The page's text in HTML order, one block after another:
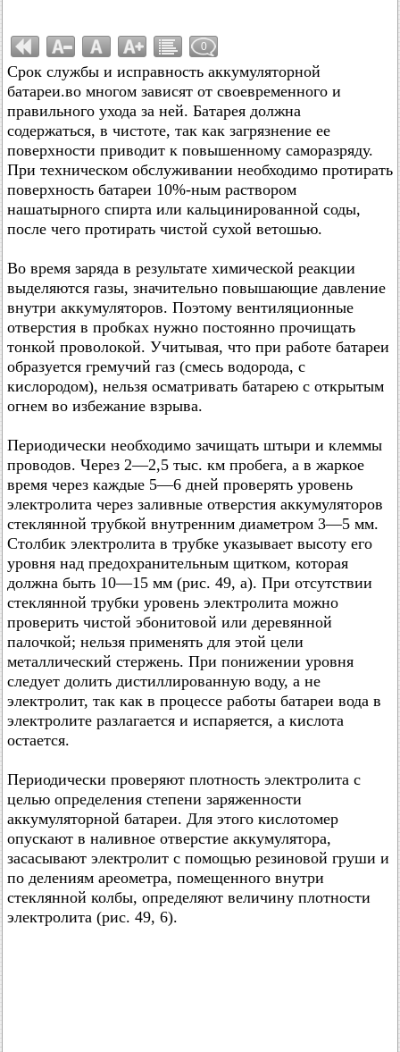
0
Срок службы и исправность аккумуляторной
батареи.во многом зависят от своевременного и
правильного ухода за ней. Батарея должна
содержаться, в чистоте, так как загрязнение ее
поверхности приводит к повышенному саморазряду.
При техническом обслуживании необходимо протирать
поверхность батареи 10%-ным раствором
нашатырного спирта или кальцинированной соды,
после чего протирать чистой сухой ветошью.
Во время заряда в результате химической реакции
выделяются газы, значительно повышающие давление
внутри аккумуляторов. Поэтому вентиляционные
отверстия в пробках нужно постоянно прочищать
тонкой проволокой. Учитывая, что при работе батареи
образуется гремучий газ (смесь водорода, с
кислородом), нельзя осматривать батарею с открытым
огнем во избежание взрыва.
Периодически необходимо зачищать штыри и клеммы
проводов. Через 2—2,5 тыс. км пробега, а в жаркое
время через каждые 5—6 дней проверять уровень
электролита через заливные отверстия аккумуляторов
стеклянной трубкой внутренним диаметром 3—5 мм.
Столбик электролита в трубке указывает высоту его
уровня над предохранительным щитком, которая
должна быть 10—15 мм (рис. 49, а). При отсутствии
стеклянной трубки уровень электролита можно
проверить чистой эбонитовой или деревянной
палочкой; нельзя применять для этой цели
металлический стержень. При понижении уровня
следует долить дистиллированную воду, а не
электролит, так как в процессе работы батареи вода в
электролите разлагается и испаряется, а кислота
остается.
Периодически проверяют плотность электролита с
целью определения степени заряженности
аккумуляторной батареи. Для этого кислотомер
опускают в наливное отверстие аккумулятора,
засасывают электролит с помощью резиновой груши и
по делениям ареометра, помещенного внутри
стеклянной колбы, определяют величину плотности
электролита (рис. 49, 6).